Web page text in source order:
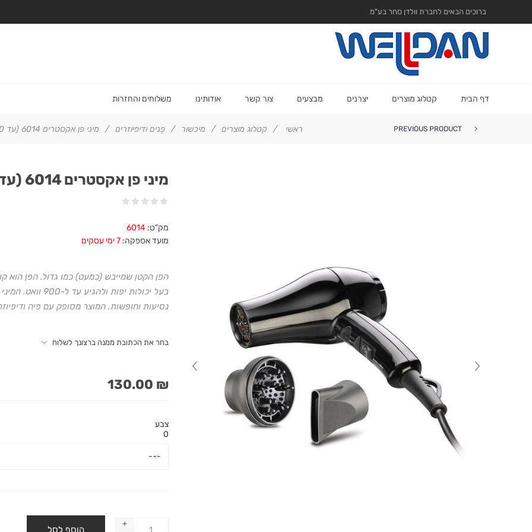
ברוכים הבאים לחברת וולדן סחר בע"מ
דף הבית קטלוג מוצרים יצרנים מבצעים צור קשר אודותינו משלוחים והחזרות
ראשי / קטלוג מוצרים / מיכשור / פֶנים ודיפיוזרים / מיני פן אקסטרים 6014 (עד 900 וואט) PREVIOUS PRODUCT
מיני פן אקסטרים 6014 (עד 900 וואט)
מק"ט: 6014
מועד אספקה: 7 ימי עסקים
הפן הקטן שמייבש (כמעט) כמו גדול. הפן הוא
בעל יכולות
נסיעות וחופשות. המוצר מסופק עם פיה
בחר את הכתובת ממנה ברצונך לשלוח
₪ 130.00
צבע
0
+